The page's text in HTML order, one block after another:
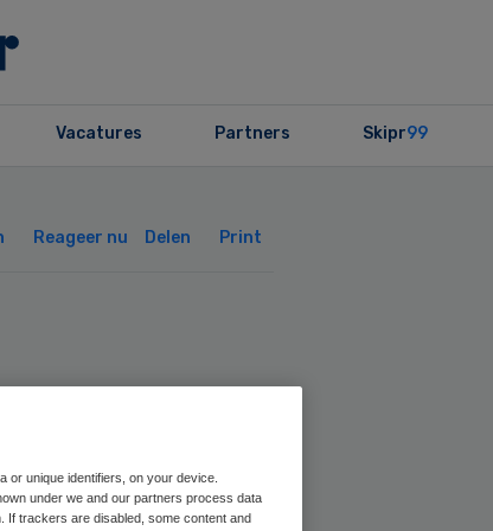
Vacatures Partners Skipr99
Reageer nu Delen Print
or unique identifiers, on your device.
under we and our partners process data
If trackers are disabled, some content and